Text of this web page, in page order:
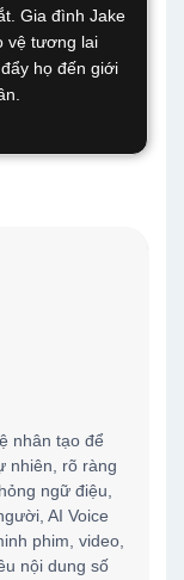
Gia đình Jake
vệ tương lai
họ đến giới
nhân tạo để
nhiên, rõ ràng
ngữ điệu,
AI Voice
phim, video,
nội dung số